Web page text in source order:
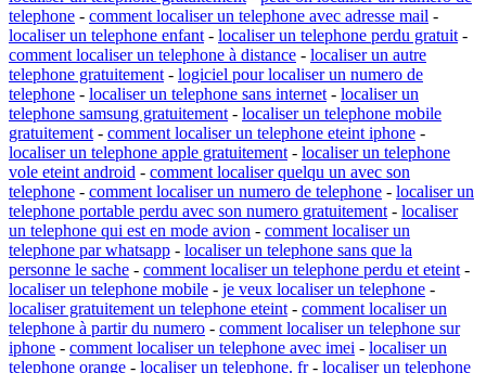
telephone - comment localiser un telephone avec adresse mail -
localiser un telephone enfant - localiser un telephone perdu gratuit -
comment localiser un telephone à distance - localiser un autre
telephone gratuitement - logiciel pour localiser un numero de
telephone - localiser un telephone sans internet - localiser un
telephone samsung gratuitement - localiser un telephone mobile
gratuitement - comment localiser un telephone eteint iphone -
localiser un telephone apple gratuitement - localiser un telephone
vole eteint android - comment localiser quelqu un avec son
telephone - comment localiser un numero de telephone - localiser un
telephone portable perdu avec son numero gratuitement - localiser
un telephone qui est en mode avion - comment localiser un
telephone par whatsapp - localiser un telephone sans que la
personne le sache - comment localiser un telephone perdu et eteint -
localiser un telephone mobile - je veux localiser un telephone -
localiser gratuitement un telephone eteint - comment localiser un
telephone à partir du numero - comment localiser un telephone sur
iphone - comment localiser un telephone avec imei - localiser un
telephone orange - localiser un telephone. fr- localiser un telephone